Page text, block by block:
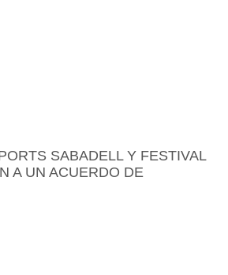
SABADELL Y FESTIVAL
A UN ACUERDO DE